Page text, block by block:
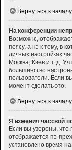
Вернуться к началу
На конференции
Возможно,
поясу, а не к тому, в
личных настройках
Москва, Киев и т. д.
большинство
пользователи. Если
момент сделать это.
Вернуться к началу
Я изменил часовой
Если вы уверены, что
отображается по-
установлено время